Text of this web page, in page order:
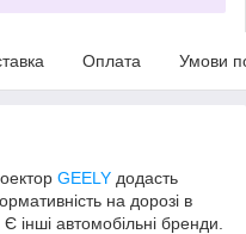
Оплата Умови
GEELY додасть
на дорозі в
інші автомобільні бренди.